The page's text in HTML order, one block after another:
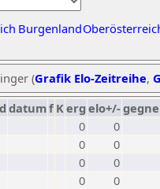
Burgenland
(Grafik Elo-Zeitreihe,
datumf Kerg elo+/-
0
0
0
0
0
0
0
0